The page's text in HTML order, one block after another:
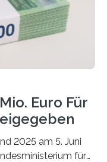
Euro Für
2025 am 5. Juni
für